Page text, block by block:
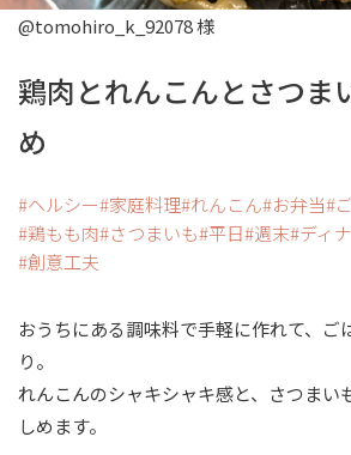
@tomohiro_k_92078 様
鶏肉とれんこんとさつま
め
ヘルシー 家庭料理 れんこん お弁当
鶏もも肉 さつまいも 平日 週末 ディ
創意工夫
おうちにある調味料で手軽に作れて、ご
り。
れんこんのシャキシャキ感と、さつまい
しめます。